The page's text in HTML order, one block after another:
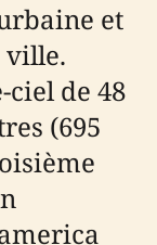
et
ville.
ciel de 48
(695